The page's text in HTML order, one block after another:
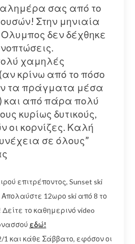
σας από το
Στην μηνιαία
δεν δέχθηκε
χαμηλές
κρίνω από το πόσο
τα πράγματα μέσα
και από πάρα πολύ
κυρίως δυτικούς,
οι κορνίζες. Καλή
σε όλους”
επιτρέποντος, Sunset ski
Απολαύστε 12ωρο ski από 8 το
το καθημερινό video
εδώ!
1 και κάθε Σάββατο, εφόσον οι